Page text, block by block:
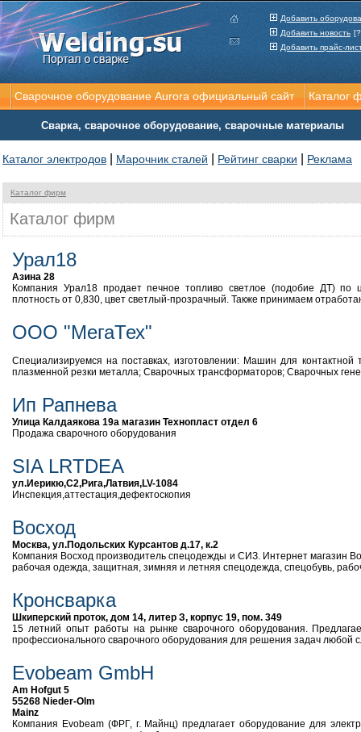
Каталог фирм
Каталог фирм
Урал18
Азина 28
Компания Урал18 продает печное топливо светлое (подобие ДТ) по
плотность от 0,830, цвет светлый-прозрачный. Также принимаем
ООО "МегаТех"
Специализируемся на поставках, изготовлении: Машин для
плазменной резки металла; Сварочных трансформаторов; Сварочных
Ип Рапнева
Улица Калдаякова 19а магазин Технопласт отдел 6
Продажа сварочного оборудования
SIA LRTDEA
ул.Иерикю,С2,Рига,Латвия,LV-1084
Инспекция,аттестация,дефектоскопия
Восход
Москва, ул.Подольских Курсантов д.17, к.2
Компания Восход производитель спецодежды и СИЗ. Интернет магазин
рабочая одежда, защитная, зимняя и летняя спецодежда, спецобувь,
Кронсварка
Шкиперский проток, дом 14, литер З, корпус 19, пом. 349
15 летний опыт работы на рынке сварочного оборудования.
профессионального сварочного оборудования для решения задач любой
Evobeam GmbH
Am Hofgut 5
55268 Nieder-Olm
Mainz
Компания Evobeam (ФРГ, г. Майнц) предлагает оборудование для
Сварочное оборудование Aurora официальный сайт Каталог
Сварка, сварочное оборудование, сварочные материалы
Каталог электродов Марочник сталей Рейтинг сварки Реклама
Добавить
Добавить новость
Добавить прайс-